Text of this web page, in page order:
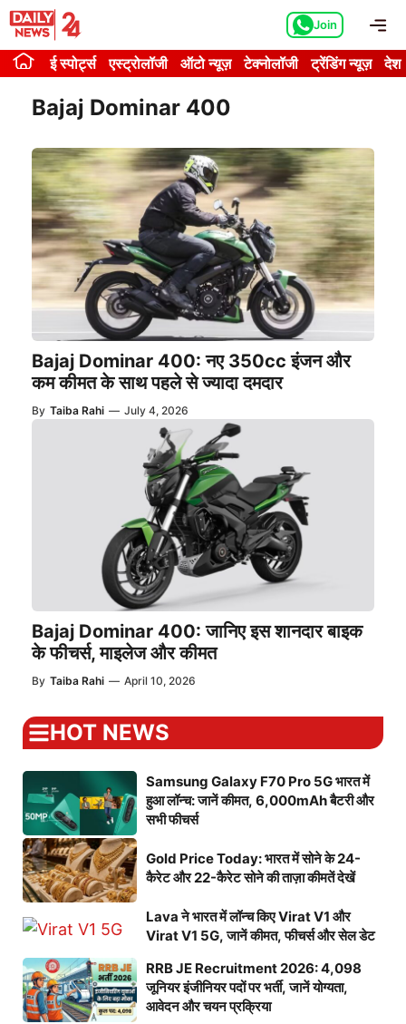
Skip
content
Join
ई स्पोर्ट्स एस्ट्रोलॉजी ऑटो न्यूज़ टेक्नोलॉजी ट्रेंडिंग न्यूज़ देश
Bajaj Dominar 400
Bajaj Dominar 400: नए 350cc इंजन और
कम कीमत के साथ पहले से ज्यादा दमदार
By Taiba Rahi — July 4, 2026
Bajaj Dominar 400: जानिए इस शानदार बाइक
के फीचर्स, माइलेज और कीमत
By Taiba Rahi — April 10, 2026
HOT NEWS
Samsung Galaxy F70 Pro 5G भारत में
हुआ लॉन्च: जानें कीमत, 6,000mAh बैटरी और
सभी फीचर्स
Gold Price Today: भारत में सोने के 24-
कैरेट और 22-कैरेट सोने की ताज़ा कीमतें देखें
Lava ने भारत में लॉन्च किए Virat V1 और
Virat V1 5G, जानें कीमत, फीचर्स और सेल डेट
RRB JE Recruitment 2026: 4,098
जूनियर इंजीनियर पदों पर भर्ती, जानें योग्यता,
आवेदन और चयन प्रक्रिया